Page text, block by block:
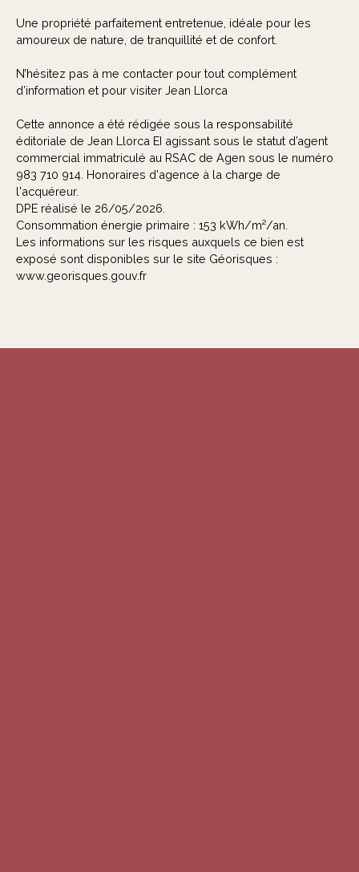
Une propriété parfaitement entretenue, idéale pour les
amoureux de nature, de tranquillité et de confort.
N’hésitez pas à me contacter pour tout complément
d’information et pour visiter Jean Llorca
Cette annonce a été rédigée sous la responsabilité
éditoriale de Jean Llorca EI agissant sous le statut d’agent
commercial immatriculé au RSAC de Agen sous le numéro
983 710 914. Honoraires d'agence à la charge de
l'acquéreur.
DPE réalisé le 26/05/2026.
Consommation énergie primaire : 153 kWh/m²/an.
Les informations sur les risques auxquels ce bien est
exposé sont disponibles sur le site Géorisques :
www.georisques.gouv.fr